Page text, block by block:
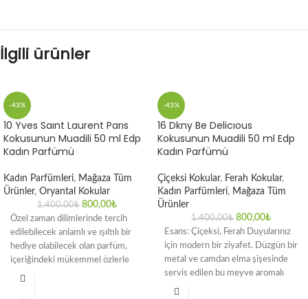
İlgili ürünler
-43%
10 Yves Saınt Laurent Parıs
Kokusunun Muadili 50 ml Edp
Kadın Parfümü
Kadın Parfümleri, Mağaza Tüm
Ürünler, Oryantal Kokular
1.400,00₺ 800,00₺
Özel zaman dilimlerinde tercih
edilebilecek anlamlı ve ışıltılı bir
hediye olabilecek olan parfüm,
içeriğindeki mükemmel özlerle
kalıcılık sağlamaktadır. İlk
-43%
16 Dkny Be Delicıous
Kokusunun Muadili 50 ml Edp
Kadın Parfümü
Çiçeksi Kokular, Ferah Kokular,
Kadın Parfümleri, Mağaza Tüm
Ürünler
1.400,00₺ 800,00₺
Esans: Çiçeksi, Ferah Duyularınız
için modern bir ziyafet. Düzgün bir
metal ve camdan elma şişesinde
servis edilen bu meyve aromalı